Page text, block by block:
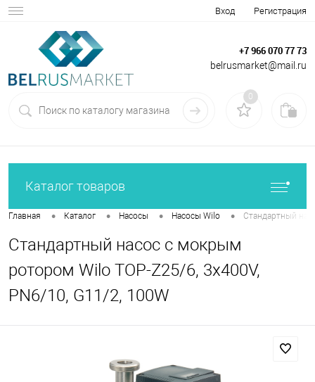
Вход Регистрация
+7 966 070 77 73
belrusmarket@mail.ru
0
Каталог товаров
Главная • Каталог • Насосы • Насосы Wilo • Стандартный
Стандартный насос с мокрым
ротором Wilo TOP-Z25/6, 3x400V,
PN6/10, G11/2, 100W